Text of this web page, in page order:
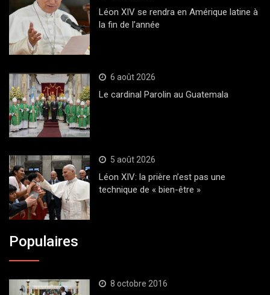
Léon XIV se rendra en Amérique latine à
la fin de l’année
6 août 2026
Le cardinal Parolin au Guatemala
5 août 2026
Léon XIV: la prière n’est pas une
technique de « bien-être »
Populaires
8 octobre 2016